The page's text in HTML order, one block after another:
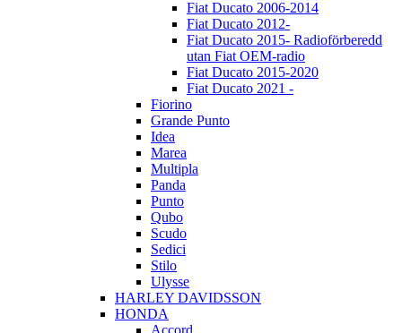
Fiat Ducato 2006-2014
Fiat Ducato 2012-
Fiat Ducato 2015- Radioförberedd
utan Fiat OEM-radio
Fiat Ducato 2015-2020
Fiat Ducato 2021 -
Fiorino
Grande Punto
Idea
Marea
Multipla
Panda
Punto
Qubo
Scudo
Sedici
Stilo
Ulysse
HARLEY DAVIDSSON
HONDA
Accord